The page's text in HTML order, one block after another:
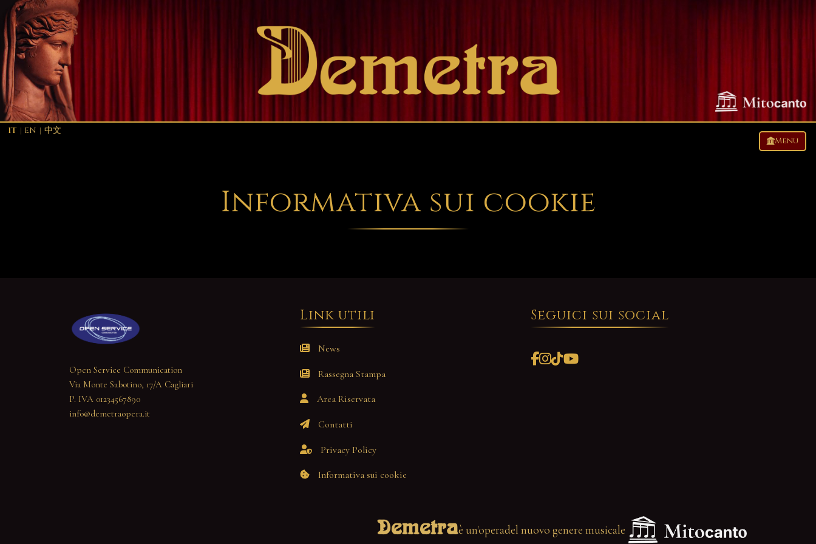
Menu
IT | EN | 中文
Informativa sui cookie
Open Service Communication
Via Monte Sabotino, 17/A Cagliari
P. IVA 01234567890
info@demetraopera.it
Link utili
News
Rassegna Stampa
Area Riservata
Contatti
Privacy Policy
Informativa sui cookie
Seguici sui social
Demetraè un'operadel nuovo genere musicale